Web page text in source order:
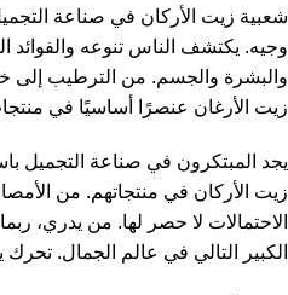
شعبية زيت الأركان في صناعة
وجيه. يكتشف الناس تنوعه والفوائد
والبشرة والجسم. من الترطيب إلى
زيت الأرغان عنصرًا أساسيًا في
يجد المبتكرون في صناعة التجميل
زيت الأركان في منتجاتهم. من
الاحتمالات لا حصر لها. من يدري،
الكبير التالي في عالم الجمال. تحرك